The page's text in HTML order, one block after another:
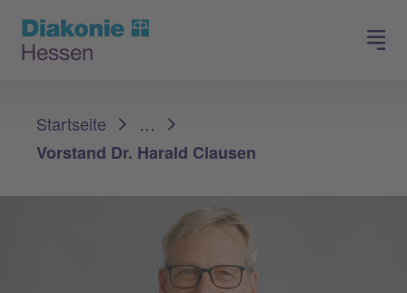
Spenden
Startseite
…
Vorstand Dr. Harald Clausen